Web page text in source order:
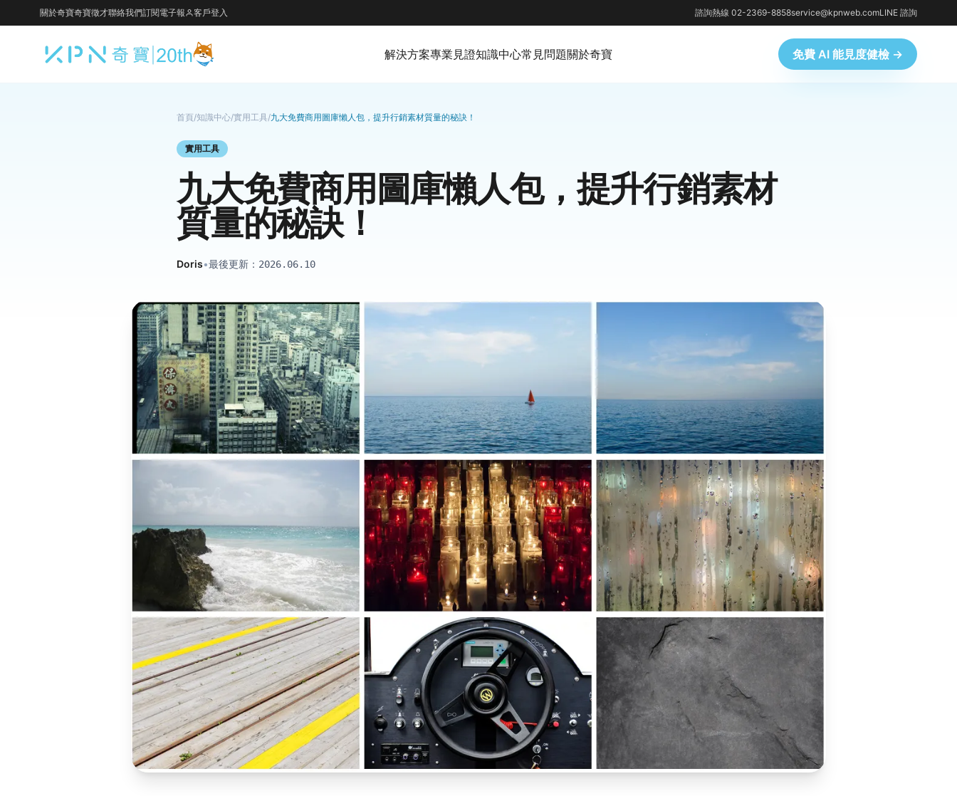
關於奇寶奇寶徵才聯絡我們訂閱電子報 客戶登入 諮詢熱線 02-2369-8858service@kpnweb.comLINE 諮詢
解決方案專業見證知識中心常見問題關於奇寶 免費 AI 能見度健檢 →
首頁/知識中心/實用工具/九大免費商用圖庫懶人包，提升行銷素材質量的秘訣！
實用工具
九大免費商用圖庫懶人包，提升行銷素材
質量的秘訣！
Doris•最後更新： 2026.06.10